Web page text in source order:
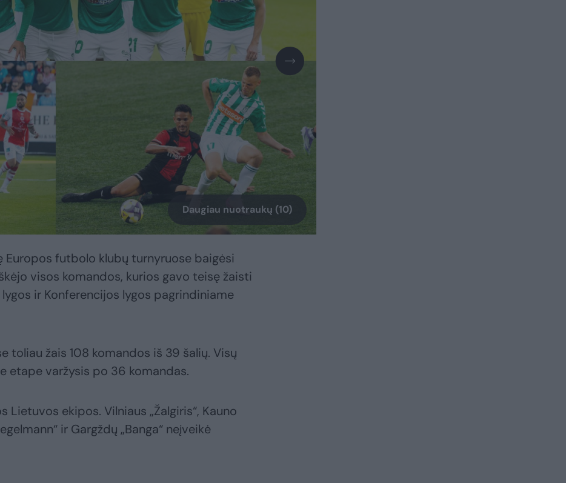
Daugiau nuotraukų (10)
Europos futbolo klubų turnyruose baigėsi
visos komandos, kurios gavo teisę žaisti
ir Konferencijos lygos pagrindiniame
toliau žais 108 komandos iš 39 šalių. Visų
etape varžysis po 36 komandas.
Lietuvos ekipos. Vilniaus „Žalgiris“, Kauno
ir Gargždų „Banga“ neįveikė